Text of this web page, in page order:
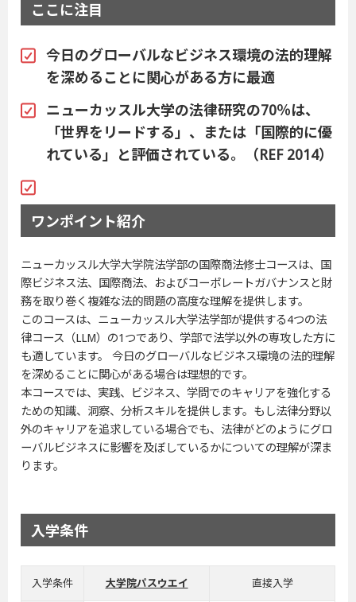
ここに注目
今日のグローバルなビジネス環境の法的理解
を深めることに関心がある方に最適
ニューカッスル大学の法律研究の70％は、
「世界をリードする」、または「国際的に優
れている」と評価されている。（REF 2014）
ワンポイント紹介
ニューカッスル大学大学院法学部の国際商法修士コースは、国
際ビジネス法、国際商法、およびコーポレートガバナンスと財
務を取り巻く複雑な法的問題の高度な理解を提供します。
このコースは、ニューカッスル大学法学部が提供する4つの法
律コース（LLM）の1つであり、学部で法学以外の専攻した方に
も適しています。 今日のグローバルなビジネス環境の法的理解
を深めることに関心がある場合は理想的です。
本コースでは、実践、ビジネス、学問でのキャリアを強化する
ための知識、洞察、分析スキルを提供します。もし法律分野以
外のキャリアを追求している場合でも、法律がどのようにグロ
ーバルビジネスに影響を及ぼしているかについての理解が深ま
ります。
入学条件
入学条件 大学院パスウエイ 直接入学